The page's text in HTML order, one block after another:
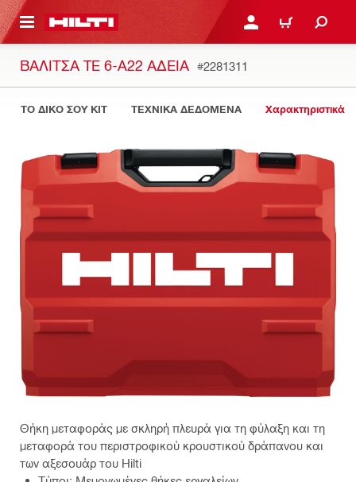
ΕΛΕΓΞΕΙΣ ΤΟ ΠΑΚΕΤΟ ΠΟΥ ΕΧΕΙΣ ΦΤΙΑΞΕΙ ΚΆΝΕ ΣΎΝΔΕΣΗ Ή
ΚΑΛΆΘΙ
ΒΑΛΊΤΣΑ TE 6-A22 ΆΔΕΙΑ #2281311
ΤΟ ΔΙΚΟ ΣΟΥ KIT ΤΕΧΝΙΚΑ ΔΕΔΟΜΕΝΑ Χαρακτηριστικά
Θήκη μεταφοράς με σκληρή πλευρά για τη φύλαξη και τη
μεταφορά του περιστροφικού κρουστικού δράπανου και
των αξεσουάρ του Hilti